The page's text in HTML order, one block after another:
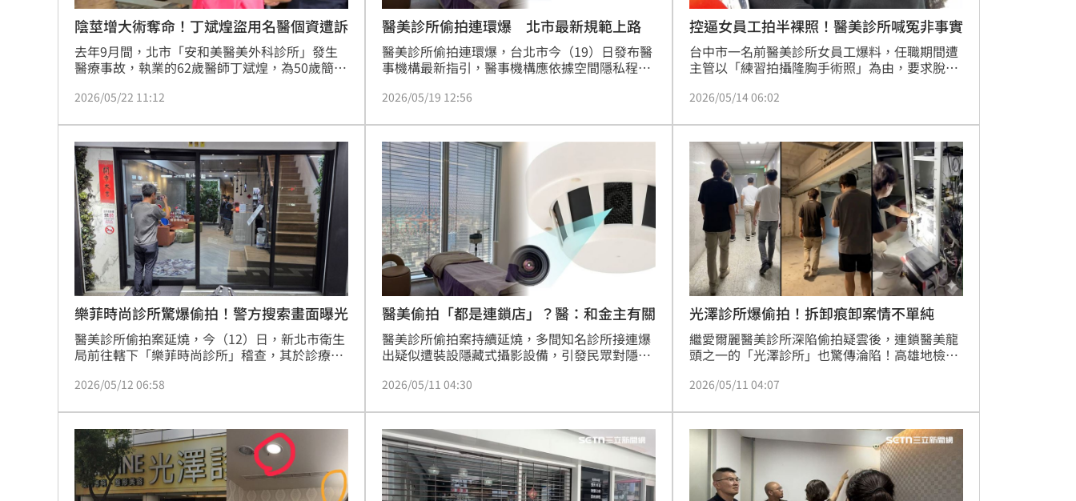
台灣彩券開獎直播中 20:31
LIVE三立+24小時直播 15:27
台彩父親節推新刮刮樂千萬頭獎超「爸」氣 12:00
商場戰國來臨 台中「頂奢大道」逐漸成形 12:00
「拍片人的多重宇宙」職涯論壇9/12登場！ 10:30
8國球員齊聚高雄 Formosa 7s掀足球熱潮 10:00
理想混蛋號召粉絲跨海追星吃美食！ 18:15
陰莖增大術奪命！丁斌煌盜用名醫個資遭訴
去年9月間，北市「安和美醫美外科診所」發生
醫療事故，執業的62歲醫師丁斌煌，為50歲簡姓
當，簡男於手術後失去呼吸心跳，送醫不治，丁
案件目前持續偵辦中。
2026/05/22 11:12
醫美診所偷拍連環爆 北市最新規範上路
醫美診所偷拍連環爆，台北市今（19）日發布醫
事機構最新指引，醫事機構應依據空間隱私程
用任何形式偽裝、隱藏之針孔設備。涉及私密部
間、診療室、檢查室、手術室、病房等屬高度隱
私空間，原則上不得錄音錄影。
2026/05/19 12:56
控逼女員工拍半裸照！醫美診所喊冤非事實
台中市一名前醫美診所女員工爆料，任職期間遭
主管以「練習拍攝隆胸手術照」為由，要求脫掉
私密照，還要上傳給主管確認。女員工不甘受辱
對此，醫美診所澄清，強調教育訓練都是女性同
仁兩兩一組做練習，且在入職前均有告知，練習
也都以員工自主同意為前提，絕無任何強迫情
事。
2026/05/14 06:02
樂菲時尚診所驚爆偷拍！警方搜索畫面曝光
醫美診所偷拍案延燒，今（12）日，新北市衛生
局前往轄下「樂菲時尚診所」稽查，其於診療室
「相關診療同意書有告知民眾全程錄影」，但因
衛生局表示，已移請新北檢偵辦。新北市警方獲
報後，也立即派員前往搜索，保全證據，全案依
《刑法》妨害秘密罪嫌，移請地檢署偵辦，警方
搜索畫面也曝光。
2026/05/12 06:58
醫美偷拍「都是連鎖店」？醫：和金主有關
醫美診所偷拍案持續延燒，多間知名診所接連爆
出疑似遭裝設隱藏式攝影設備，引發民眾對隱私
為，此次爆發的診所都是大型連鎖集團，背後
也坦言，事件短期內勢必重創醫美產業信任，但
從長遠來看，有助於提升台灣社會對隱私權的重
視與保護。
2026/05/11 04:30
光澤診所爆偷拍！拆卸痕卸案情不單純
繼愛爾麗醫美診所深陷偷拍疑雲後，連鎖醫美龍
頭之一的「光澤診所」也驚傳淪陷！高雄地檢署
下病患裸露上半身的私密畫面，專案小組8日前
除，但天花板留下的空洞與拆卸痕跡，仍讓檢警
驚覺事情不單純。
2026/05/11 04:07